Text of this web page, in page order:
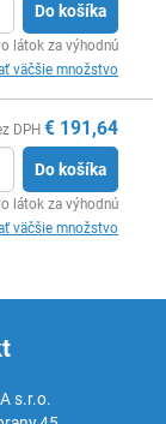
Do košíka
látok za výhodnú
väčšie množstvo
DPH € 191,64
Do košíka
látok za výhodnú
väčšie množstvo
s.r.o.